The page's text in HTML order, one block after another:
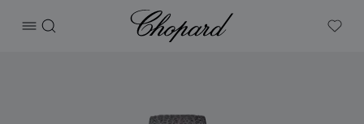
打开菜单
搜索
Chopard
My